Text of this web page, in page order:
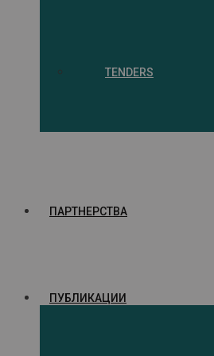
TENDERS
ПАРТНЕРСТВА
ПУБЛИКАЦИИ